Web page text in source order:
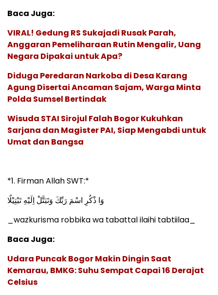
Baca Juga:
VIRAL! Gedung RS Sukajadi Rusak Parah,
Anggaran Pemeliharaan Rutin Mengalir, Uang
Negara Dipakai untuk Apa?
Diduga Peredaran Narkoba di Desa Karang
Agung Disertai Ancaman Sajam, Warga Minta
Polda Sumsel Bertindak
Wisuda STAI Sirojul Falah Bogor Kukuhkan
Sarjana dan Magister PAI, Siap Mengabdi untuk
Umat dan Bangsa
*1. Firman Allah SWT:*
وَا ذْكُرِ اسْمَ رَبِّكَ وَتَبَتَّلْ اِلَيْهِ تَبْتِيْلًا
_wazkurisma robbika wa tabattal ilaihi tabtiilaa_
Baca Juga:
Udara Puncak Bogor Makin Dingin Saat
Kemarau, BMKG: Suhu Sempat Capai 16 Derajat
Celsius